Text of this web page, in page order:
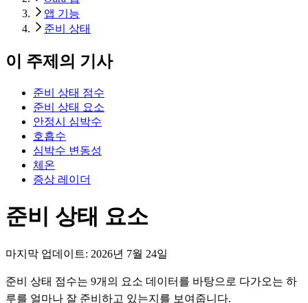
앱 기능
준비 상태
이 주제의 기사
준비 상태 점수
준비 상태 요소
안정시 심박수
호흡수
심박수 변동성
체온
증상 레이더
준비 상태 요소
마지막 업데이트: 2026년 7월 24일
준비 상태 점수는 9개의 요소 데이터를 바탕으로 다가오는 하
루를 얼마나 잘 준비하고 있는지를 보여줍니다.